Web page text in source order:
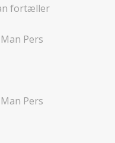
fortæller
Pers
Pers